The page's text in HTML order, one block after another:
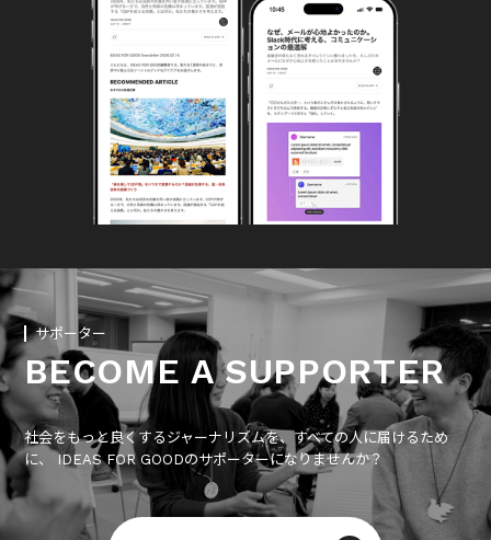
サポーター
BECOME A SUPPORTER
社会をもっと良くするジャーナリズムを、すべての人に届けるため
に、 IDEAS FOR GOODのサポーターになりませんか？